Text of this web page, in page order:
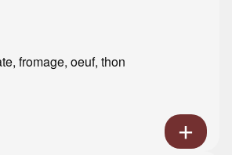
fromage, oeuf, thon